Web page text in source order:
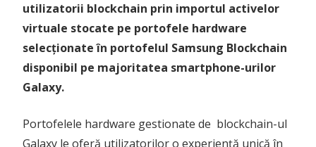
utilizatorii blockchain prin importul activelor
virtuale stocate pe portofele hardware
selecționate în portofelul Samsung Blockchain
disponibil pe majoritatea smartphone-urilor
Galaxy.
Portofelele hardware gestionate de blockchain-ul
Galaxy le oferă utilizatorilor o experiență unică în